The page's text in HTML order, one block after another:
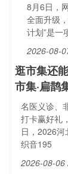
8月6日，
全面升级
计划”是一
2026-08-
逛市集还
市集·扁鹊
名医义诊、
打卡赢好礼
日，2026河
织音195
2026-08-06